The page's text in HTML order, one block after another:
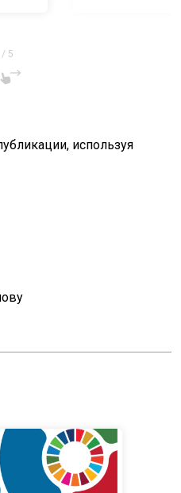
/ 5
используя
Поиск